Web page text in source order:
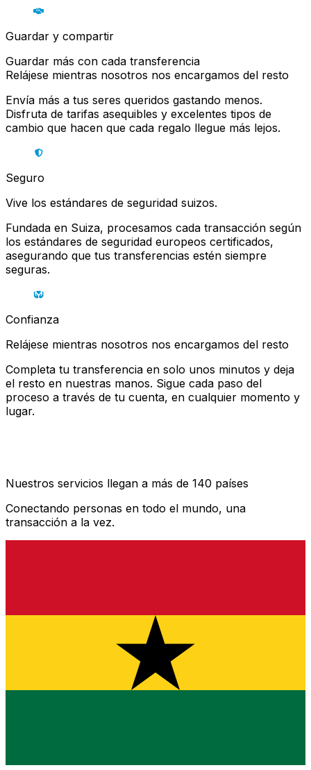
Guardar y compartir
Guardar más con cada transferencia
Relájese mientras nosotros nos encargamos del resto
Envía más a tus seres queridos gastando menos.
Disfruta de tarifas asequibles y excelentes tipos de
cambio que hacen que cada regalo llegue más lejos.
Seguro
Vive los estándares de seguridad suizos.
Fundada en Suiza, procesamos cada transacción según
los estándares de seguridad europeos certificados,
asegurando que tus transferencias estén siempre
seguras.
Confianza
Relájese mientras nosotros nos encargamos del resto
Completa tu transferencia en solo unos minutos y deja
el resto en nuestras manos. Sigue cada paso del
proceso a través de tu cuenta, en cualquier momento y
lugar.
Nuestros servicios llegan a más de 140 países
Conectando personas en todo el mundo, una
transacción a la vez.